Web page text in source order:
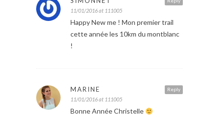
11/01/2016 at 111005
Happy New me ! Mon premier trail
cette année les 10km du montblanc
!
Reply
MARINE
11/01/2016 at 111005
Bonne Année Christelle